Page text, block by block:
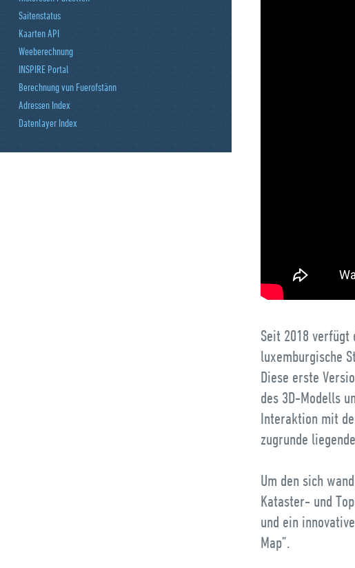
Saitenstatus
Kaarten API
Weeberechnung
INSPIRE Portal
Berechnung vun Fuerofstänn
Adressen Index
Datenlayer Index
Seit 2018 verfügt
luxemburgische
Diese erste
des 3D-Modells
Interaktion mit
zugrunde
Um den sich
Kataster- und
und ein
Map”.